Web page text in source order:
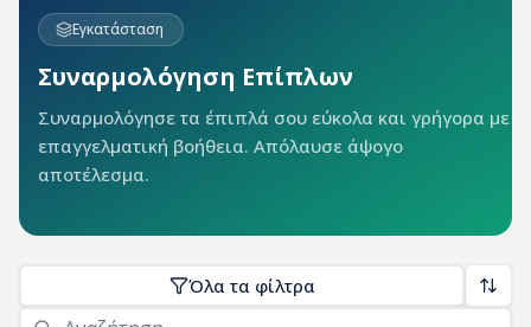
Εγκατάσταση
Συναρμολόγηση Επίπλων
Συναρμολόγησε τα έπιπλά σου εύκολα και γρήγορα με
επαγγελματική βοήθεια. Απόλαυσε άψογο
αποτέλεσμα.
Όλα τα φίλτρα